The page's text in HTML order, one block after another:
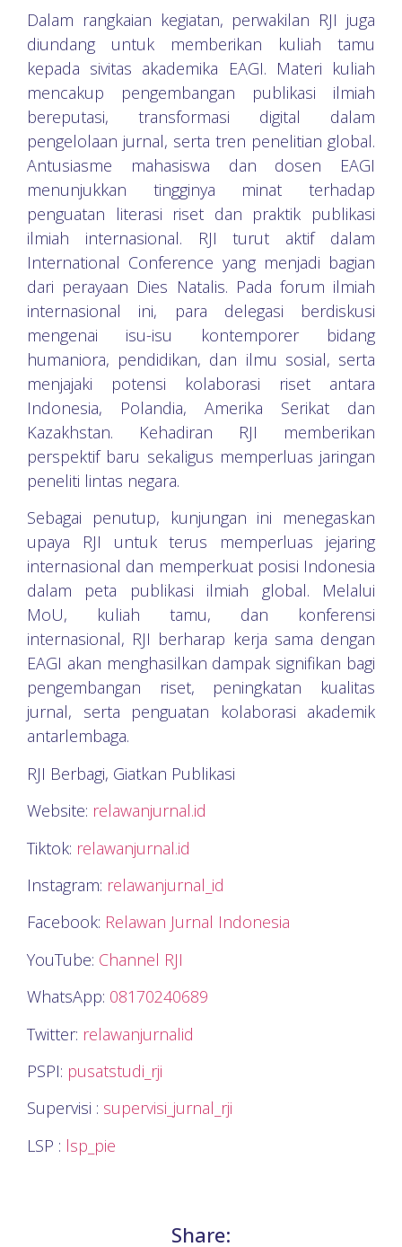
Dalam rangkaian kegiatan, perwakilan RJI juga
diundang untuk memberikan kuliah tamu
kepada sivitas akademika EAGI. Materi kuliah
mencakup pengembangan publikasi ilmiah
bereputasi, transformasi digital dalam
pengelolaan jurnal, serta tren penelitian global.
Antusiasme mahasiswa dan dosen EAGI
menunjukkan tingginya minat terhadap
penguatan literasi riset dan praktik publikasi
ilmiah internasional. RJI turut aktif dalam
International Conference yang menjadi bagian
dari perayaan Dies Natalis. Pada forum ilmiah
internasional ini, para delegasi berdiskusi
mengenai isu-isu kontemporer bidang
humaniora, pendidikan, dan ilmu sosial, serta
menjajaki potensi kolaborasi riset antara
Indonesia, Polandia, Amerika Serikat dan
Kazakhstan. Kehadiran RJI memberikan
perspektif baru sekaligus memperluas jaringan
peneliti lintas negara.
Sebagai penutup, kunjungan ini menegaskan
upaya RJI untuk terus memperluas jejaring
internasional dan memperkuat posisi Indonesia
dalam peta publikasi ilmiah global. Melalui
MoU, kuliah tamu, dan konferensi
internasional, RJI berharap kerja sama dengan
EAGI akan menghasilkan dampak signifikan bagi
pengembangan riset, peningkatan kualitas
jurnal, serta penguatan kolaborasi akademik
antarlembaga.
RJI Berbagi, Giatkan Publikasi
Website: relawanjurnal.id
Tiktok: relawanjurnal.id
Instagram: relawanjurnal_id
Facebook: Relawan Jurnal Indonesia
YouTube: Channel RJI
WhatsApp: 08170240689
Twitter: relawanjurnalid
PSPI: pusatstudi_rji
Supervisi : supervisi_jurnal_rji
LSP : lsp_pie
Share: